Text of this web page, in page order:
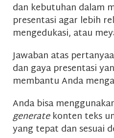
dan kebutuhan dalam
presentasi agar lebih
mengedukasi, atau
Jawaban atas
dan gaya presentasi
membantu Anda
Anda bisa
generatekonten teks
yang tepat dan sesuai